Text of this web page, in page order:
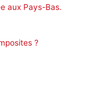
aux Pays-Bas.
?